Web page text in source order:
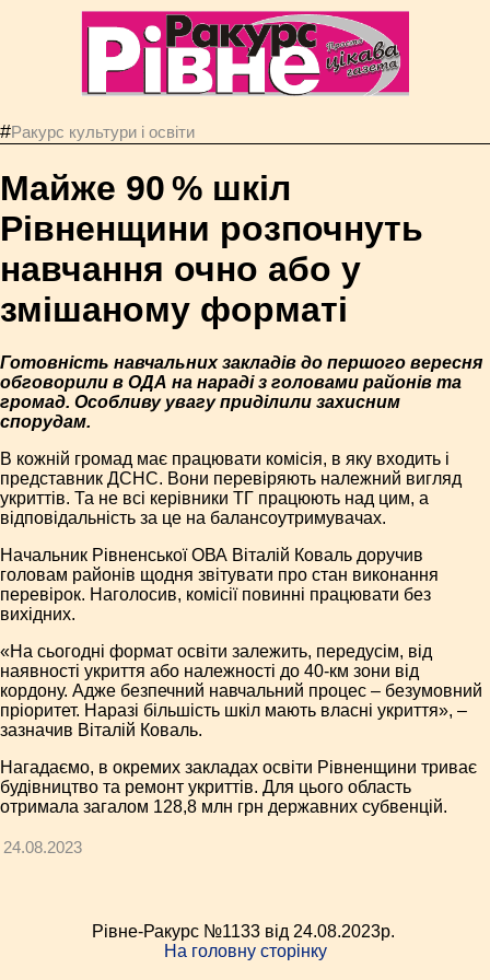
#Ракурс культури і освіти
Майже 90 % шкіл
Рівненщини розпочнуть
навчання очно або у
змішаному форматі
Готовність навчальних закладів до першого вересня
обговорили в ОДА на нараді з головами районів та
громад. Особливу увагу приділили захисним
спорудам.
В кожній громад має працювати комісія, в яку входить і
представник ДСНС. Вони перевіряють належний вигляд
укриттів. Та не всі керівники ТГ працюють над цим, а
відповідальність за це на балансо­утримувачах.
Начальник Рівненської ОВА Віталій Коваль доручив
головам районів щодня звітувати про стан виконання
перевірок. Наголосив, комісії повинні працювати без
вихідних.
«На сьогодні формат освіти залежить, передусім, від
наявності укриття або належності до 40-км зони від
кордону. Адже безпечний навчальний процес – безумовний
пріоритет. Наразі більшість шкіл мають власні укриття», –
зазначив Віталій Коваль.
Нагадаємо, в окремих закладах освіти Рівненщини триває
будівництво та ремонт укриттів. Для цього область
отримала загалом 128,8 млн грн державних субвенцій.
24.08.2023
Рівне-Ракурс №1133 від 24.08.2023p.
На головну сторінку